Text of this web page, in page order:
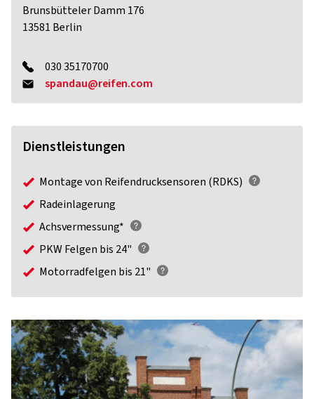
Brunsbütteler Damm 176
13581 Berlin
030 35170700
spandau@reifen.com
Dienstleistungen
Montage von Reifendrucksensoren (RDKS)
Radeinlagerung
Achsvermessung*
PKW Felgen bis 24"
Motorradfelgen bis 21"